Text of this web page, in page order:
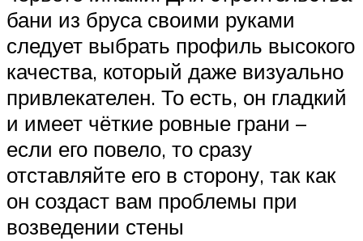
бани из бруса своими руками
следует выбрать профиль высокого
качества, который даже визуально
привлекателен. То есть, он гладкий
и имеет чёткие ровные грани –
если его повело, то сразу
отставляйте его в сторону, так как
он создаст вам проблемы при
возведении стены